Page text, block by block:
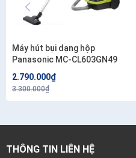
Máy hút bụi dạng hộp
Panasonic MC-CL603GN49
2.790.000₫
3.300.000₫
THÔNG TIN LIÊN HỆ